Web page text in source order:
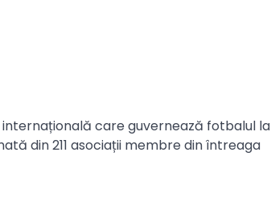
care guvernează fotbalul la
din 211 asociații membre din întreaga